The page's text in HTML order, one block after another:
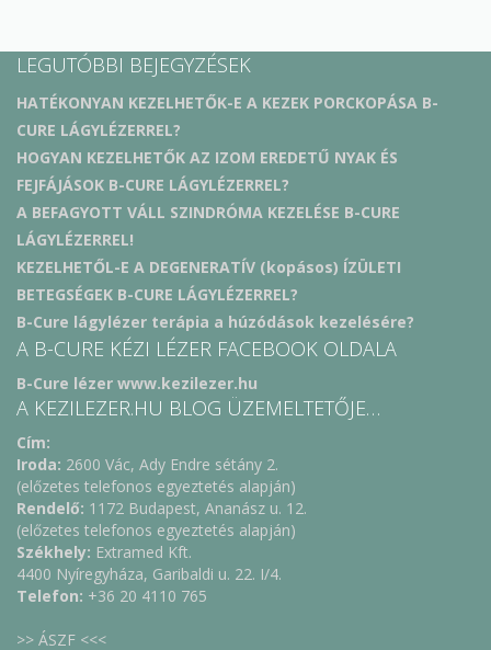
LEGUTÓBBI BEJEGYZÉSEK
HATÉKONYAN KEZELHETŐK-E A KEZEK PORCKOPÁSA B-
CURE LÁGYLÉZERREL?
HOGYAN KEZELHETŐK AZ IZOM EREDETŰ NYAK ÉS
FEJFÁJÁSOK B-CURE LÁGYLÉZERREL?
A BEFAGYOTT VÁLL SZINDRÓMA KEZELÉSE B-CURE
LÁGYLÉZERREL!
KEZELHETŐL-E A DEGENERATÍV (kopásos) ÍZÜLETI
BETEGSÉGEK B-CURE LÁGYLÉZERREL?
B-Cure lágylézer terápia a húzódások kezelésére?
A B-CURE KÉZI LÉZER FACEBOOK OLDALA
B-Cure lézer www.kezilezer.hu
A KEZILEZER.HU BLOG ÜZEMELTETŐJE…
Cím:
Iroda: 2600 Vác, Ady Endre sétány 2.
(előzetes telefonos egyeztetés alapján)
Rendelő: 1172 Budapest, Ananász u. 12.
(előzetes telefonos egyeztetés alapján)
Székhely: Extramed Kft.
4400 Nyíregyháza, Garibaldi u. 22. I/4.
Telefon: +36 20 4110 765
>> ÁSZF <<<